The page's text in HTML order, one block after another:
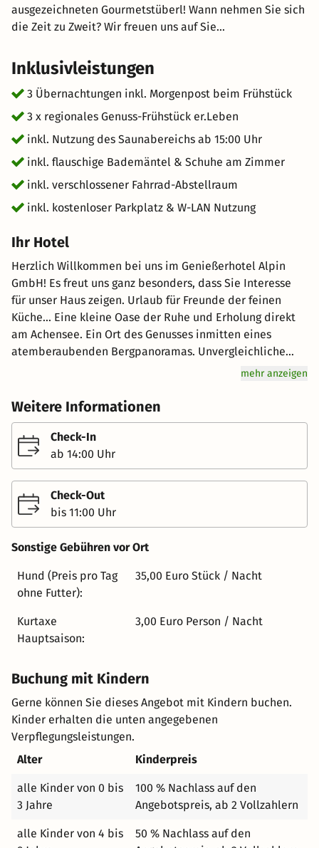
ausgezeichneten Gourmetstüberl! Wann nehmen Sie sich
die Zeit zu Zweit? Wir freuen uns auf Sie...
Inklusivleistungen
3 Übernachtungen inkl. Morgenpost beim Frühstück
3 x regionales Genuss-Frühstück er.Leben
inkl. Nutzung des Saunabereichs ab 15:00 Uhr
inkl. flauschige Bademäntel & Schuhe am Zimmer
inkl. verschlossener Fahrrad-Abstellraum
inkl. kostenloser Parkplatz & W-LAN Nutzung
Ihr Hotel
Herzlich Willkommen bei uns im Genießerhotel Alpin
GmbH! Es freut uns ganz besonders, dass Sie Interesse
für unser Haus zeigen. Urlaub für Freunde der feinen
Küche... Eine kleine Oase der Ruhe und Erholung direkt
am Achensee. Ein Ort des Genusses inmitten eines
atemberaubenden Bergpanoramas. Unvergleichliche
Gaumenfreuden aus der "Alpin-Haubenküche". Das ist
schätzen und fernab von Hektik und Alltagsstress die
Leidenschaft für kulinarische Highlights entdecken
möchten. Hier wird mit Leidenschaft gekocht und das
Essen zelebriert! Wohnen in besonderem Ambiente...
Unsere Liebe zu exquisiten Hochgenüssen spiegelt sich
auch in unseren neu gestalteten Suiten und Zimmern
wider, die passend zu verschiedenen kulinarischen
Themen (Safran, Kirsche, Schnittlauch...) benannt und
eingerichtet wurden. Stoffbezüge, Einrichtung und
Accessoirs wurden den Themen entsprechend angepasst.
So entstanden individuelle Wohnträume mit einem Plus
an Wohlfühlatmosphäre, die Sie die sinnlichen
erahnen lassen. Ein unvergessliches Erlebnis in einem
entspannten und liebevoll gestalteten Ambiente.
hinter sich lassen und eintauchen in die Welt völliger
mit Infrarotkabine, finnischer Sauna, Sanarium und
großzügigem Ruheraum können Sie nach einem
ereignisreichen Urlaubstag die Seele so richtig baumeln
lassen. Wohltuende Wärme und innere Harmonie
und sich auf den kulinarischen Höhepunkt des Tages
freuen: das Gourmet-Menü aus unserer Haubenküche.
Bewegung im Freien... Am Achensee können Sie neue
mehr anzeigen
Weitere Informationen
Check-In
ab 14:00 Uhr
Check-Out
bis 11:00 Uhr
Sonstige Gebühren vor Ort
Hund (Preis pro Tag
ohne Futter):
35,00 Euro Stück / Nacht
Kurtaxe
Hauptsaison:
3,00 Euro Person / Nacht
Buchung mit Kindern
Gerne können Sie dieses Angebot mit Kindern buchen.
Kinder erhalten die unten angegebenen
Verpflegungsleistungen.
Alter
Kinderpreis
alle Kinder von 0 bis
3 Jahre
100 % Nachlass auf den
Angebotspreis, ab 2 Vollzahlern
alle Kinder von 4 bis
50 % Nachlass auf den